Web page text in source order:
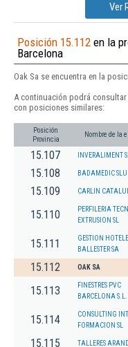
Ver
Posición 15.112 en la
Barcelona
Oak Sa se encuentra en la
A continuación podrá
con posiciones similares:
Posición
Provincia
Nombre de la
15.107 INVERALIMENT
15.108 BADAMEDIC SLU
15.109 CARLIN
15.110
PERFILERIA
EXTRUSION SL
15.111
GESTION
BALLESTER SA
15.112 OAK SA
15.113
FINESTRES PVC
BARCELONA S.L.
15.114
CONSULTING
FORMACION SL
15.115 TALLERES